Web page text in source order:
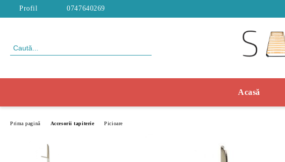
Profil 0747640269
Acasă
Prima pagină Accesorii tapiterie Picioare